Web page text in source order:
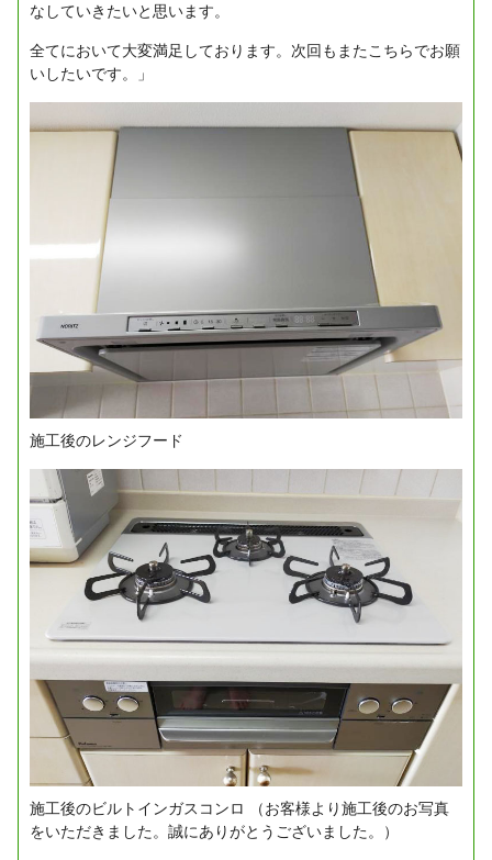
なしていきたいと思います。
全てにおいて大変満足しております。次回もまたこちらでお願
いしたいです。」
施工後のレンジフード
施工後のビルトインガスコンロ
（お客様より施工後のお写真
をいただきました。誠にありがとうございました。）